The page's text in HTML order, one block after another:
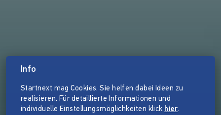
Info
Startnext mag Cookies. Sie helfen dabei Ideen zu
realisieren. Für detaillierte Informationen und
individuelle Einstellungsmöglichkeiten klick hier.